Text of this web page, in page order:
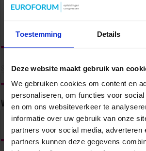
Toestemming Details
Deze website maakt gebruik van
We gebruiken cookies om content en
personaliseren, om functies voor
en om ons websiteverkeer te
informatie over uw gebruik van onze
partners voor social media, adverteren
partners kunnen deze gegevens
Volg ons via